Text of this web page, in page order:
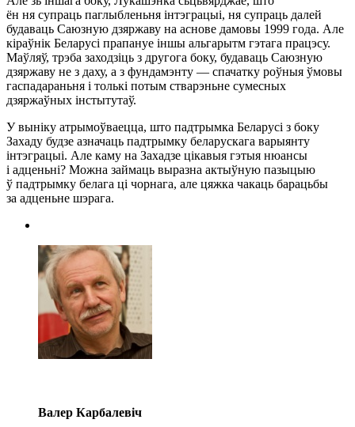
ён ня супраць паглыбленьня інтэграцыі, ня супраць далей
будаваць Саюзную дзяржаву на аснове дамовы 1999 года. Але
кіраўнік Беларусі прапануе іншы альгарытм гэтага працэсу.
Маўляў, трэба заходзіць з другога боку, будаваць Саюзную
дзяржаву не з даху, а з фундамэнту — спачатку роўныя ўмовы
гаспадараньня і толькі потым стварэньне сумесных
дзяржаўных інстытутаў.
У выніку атрымоўваецца, што падтрымка Беларусі з боку
Захаду будзе азначаць падтрымку беларускага варыянту
інтэграцыі. Але каму на Захадзе цікавыя гэтыя нюансы
і адценьні? Можна займаць выразна актыўную пазыцыю
ў падтрымку белага ці чорнага, але цяжка чакаць барацьбы
за адценьне шэрага.
Валер Карбалевіч